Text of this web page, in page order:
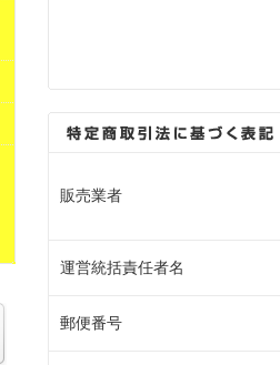
販売業者
運営統括責任者名
郵便番号